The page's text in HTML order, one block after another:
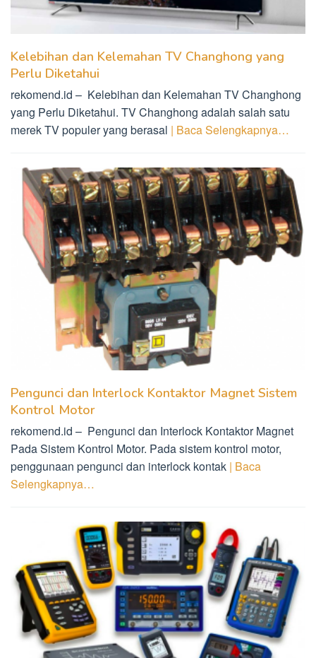
Kelebihan dan Kelemahan TV Changhong yang
Perlu Diketahui
rekomend.id – Kelebihan dan Kelemahan TV Changhong
yang Perlu Diketahui. TV Changhong adalah salah satu
merek TV populer yang berasal | Baca Selengkapnya…
Pengunci dan Interlock Kontaktor Magnet Sistem
Kontrol Motor
rekomend.id – Pengunci dan Interlock Kontaktor Magnet
Pada Sistem Kontrol Motor. Pada sistem kontrol motor,
penggunaan pengunci dan interlock kontak | Baca
Selengkapnya…